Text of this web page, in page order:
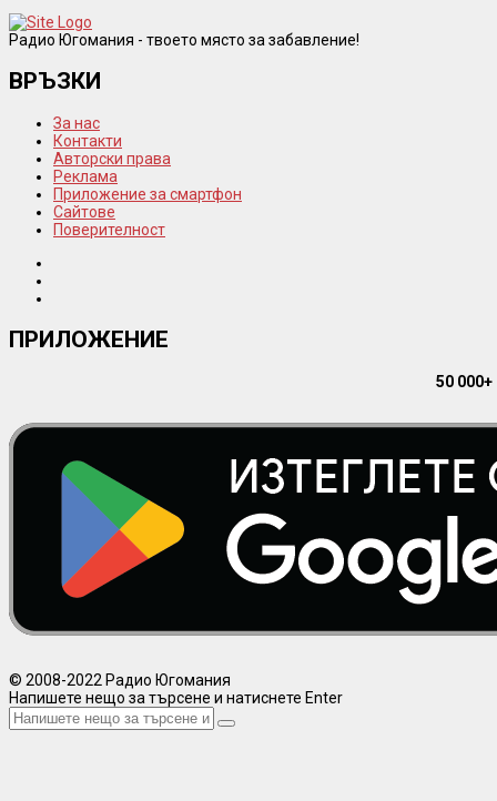
Радио Югомания - твоето място за забавление!
ВРЪЗКИ
За нас
Контакти
Авторски права
Реклама
Приложение за смартфон
Сайтове
Поверителност
ПРИЛОЖЕНИЕ
50
© 2008-2022 Радио Югомания
Напишете нещо за търсене и натиснете Enter